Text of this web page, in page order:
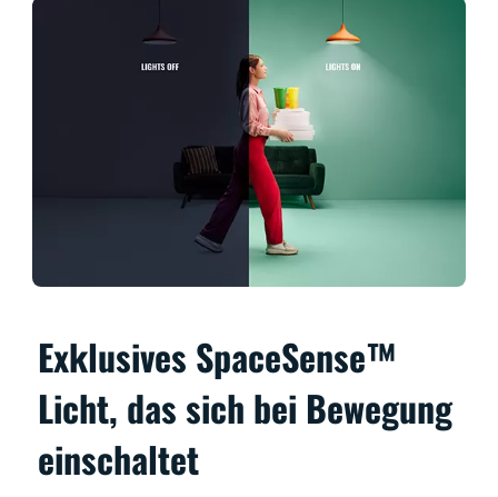
Exklusives SpaceSense™
Licht, das sich bei Bewegung
einschaltet